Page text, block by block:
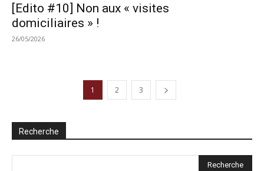
[Edito #10] Non aux « visites
domiciliaires » !
26/05/2026
1 2 3
Recherche